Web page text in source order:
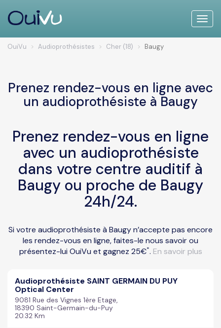
Toggle
OuiVu Audioprothésistes Cher (18) Baugy
Prenez rendez-vous en ligne avec
un audioprothésiste à Baugy
Prenez rendez-vous en ligne
avec un audioprothésiste
dans votre centre auditif à
Baugy ou proche de Baugy
24h/24.
Si votre audioprothésiste à Baugy n’accepte pas encore
les rendez-vous en ligne, faites-le nous savoir ou
présentez-lui OuiVu et gagnez 25€*. En savoir plus
Audioprothésiste SAINT GERMAIN DU PUY
Optical Center
9081 Rue des Vignes 1ère Etage,
18390 Saint-Germain-du-Puy
20.32 Km